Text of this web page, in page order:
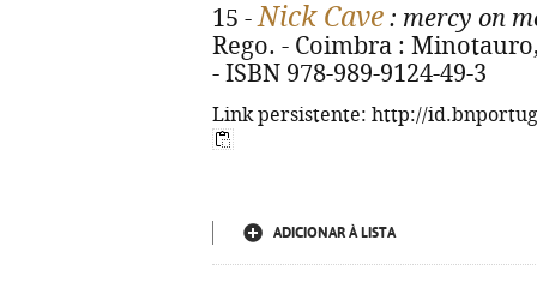
15 -Nick Cave : mercy on
Rego. - Coimbra :
- ISBN 978-989-9124-49-3
Link persistente: http://
ADICIONAR À LISTA